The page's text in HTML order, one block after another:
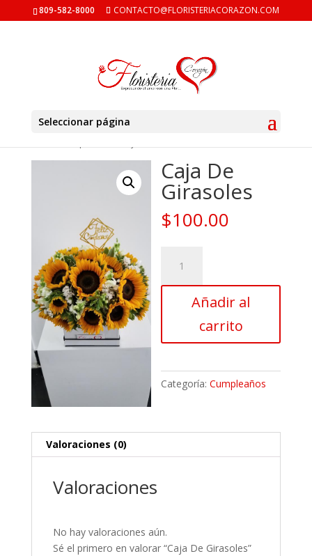
809-582-8000 CONTACTO@FLORISTERIACORAZON.COM
Seleccionar página
Caja De
Girasoles
$100.00
Girasoles
cantidadAñadir al
carrito
Categoría:Cumpleaños
Valoraciones (0)
Valoraciones
No hay valoraciones aún.
Sé el primero en valorar “Caja De Girasoles”